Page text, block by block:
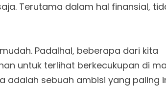
Terutama dalam hal finansial,
Padalhal, beberapa dari kita
untuk terlihat berkecukupan di
adalah sebuah ambisi yang paling